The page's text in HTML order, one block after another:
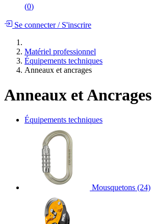
(0)
Se connecter/S'inscrire
Matériel professionnel
Équipements techniques
Anneaux et ancrages
Anneaux et Ancrages
Équipements techniques
Mousquetons (24)